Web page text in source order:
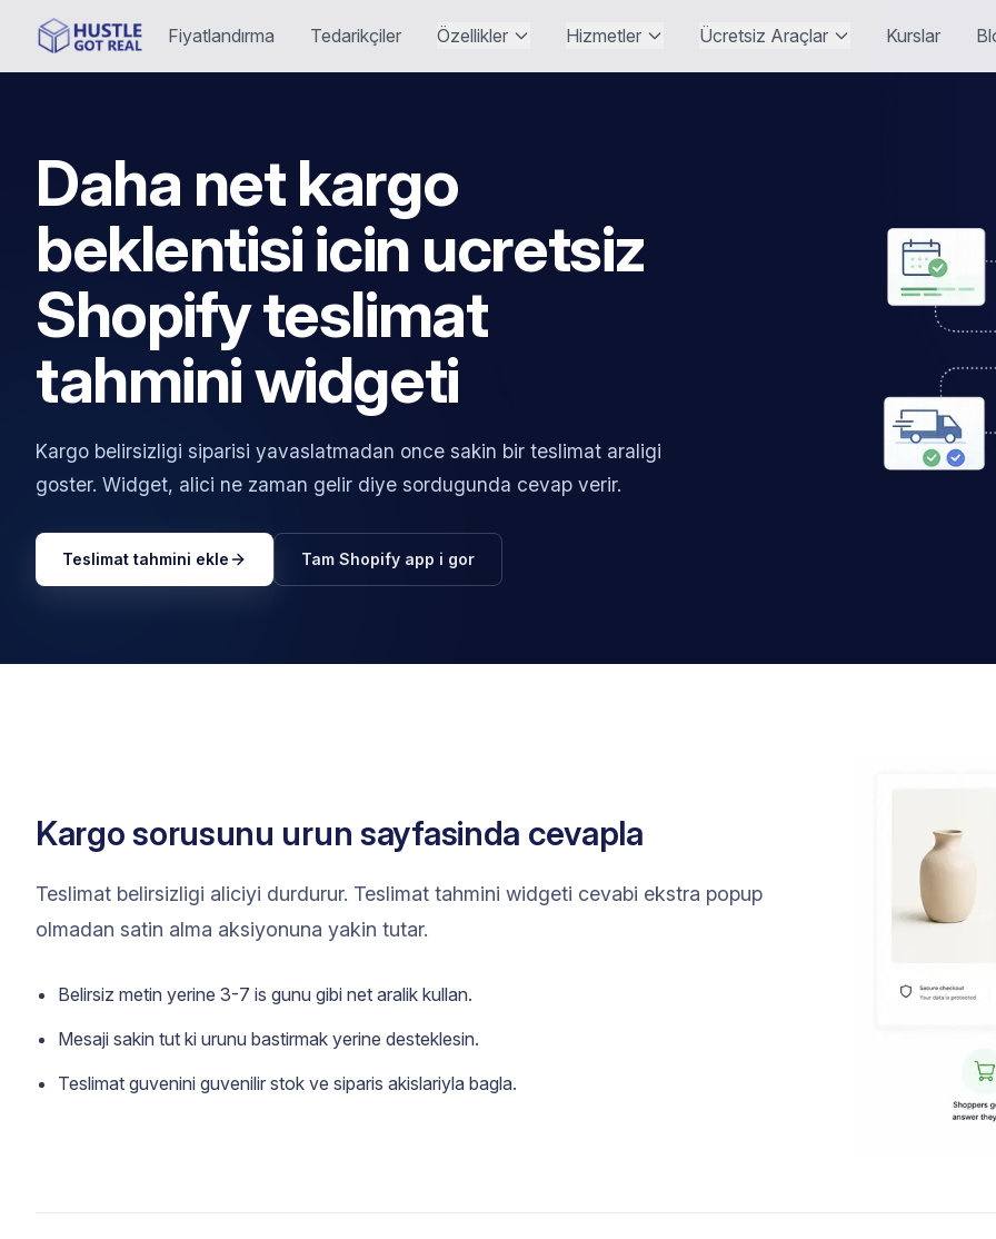
Fiyatlandırma Tedarikçiler Özellikler Hizmetler Ücretsiz Araçlar Kurslar
Daha net kargo
beklentisi icin ucretsiz
Shopify teslimat
tahmini widgeti
Kargo belirsizligi siparisi yavaslatmadan once sakin bir teslimat araligi
goster. Widget, alici ne zaman gelir diye sordugunda cevap verir.
Teslimat tahmini ekle Tam Shopify app i gor
Kargo sorusunu urun sayfasinda cevapla
Teslimat belirsizligi aliciyi durdurur. Teslimat tahmini widgeti cevabi ekstra popup
olmadan satin alma aksiyonuna yakin tutar.
Belirsiz metin yerine 3-7 is gunu gibi net aralik kullan.
Mesaji sakin tut ki urunu bastirmak yerine desteklesin.
Teslimat guvenini guvenilir stok ve siparis akislariyla bagla.